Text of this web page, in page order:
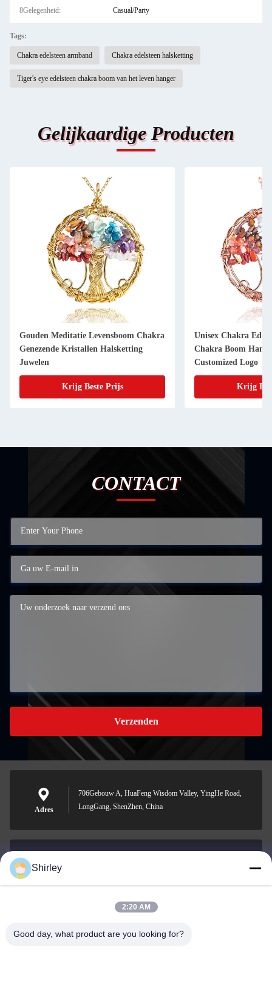
8Gelegenheid: Casual/Party
Tags:
Chakra edelsteen armband Chakra edelsteen halsketting
Tiger's eye edelsteen chakra boom van het leven hanger
Gelijkaardige Producten
Gouden Meditatie Levensboom Chakra
Genezende Kristallen Halsketting
Juwelen
Krijg Beste Prijs
Unisex Chakra
Chakra Boom
Customized Logo
Krijg
CONTACT
Verzenden
Adres
706Gebouw A, HuaFeng Wisdom Valley, YingHe Road,
LongGang, ShenZhen, China
0086-18148506772
Shirley
2:20 AM
Good day, what product are you looking for?